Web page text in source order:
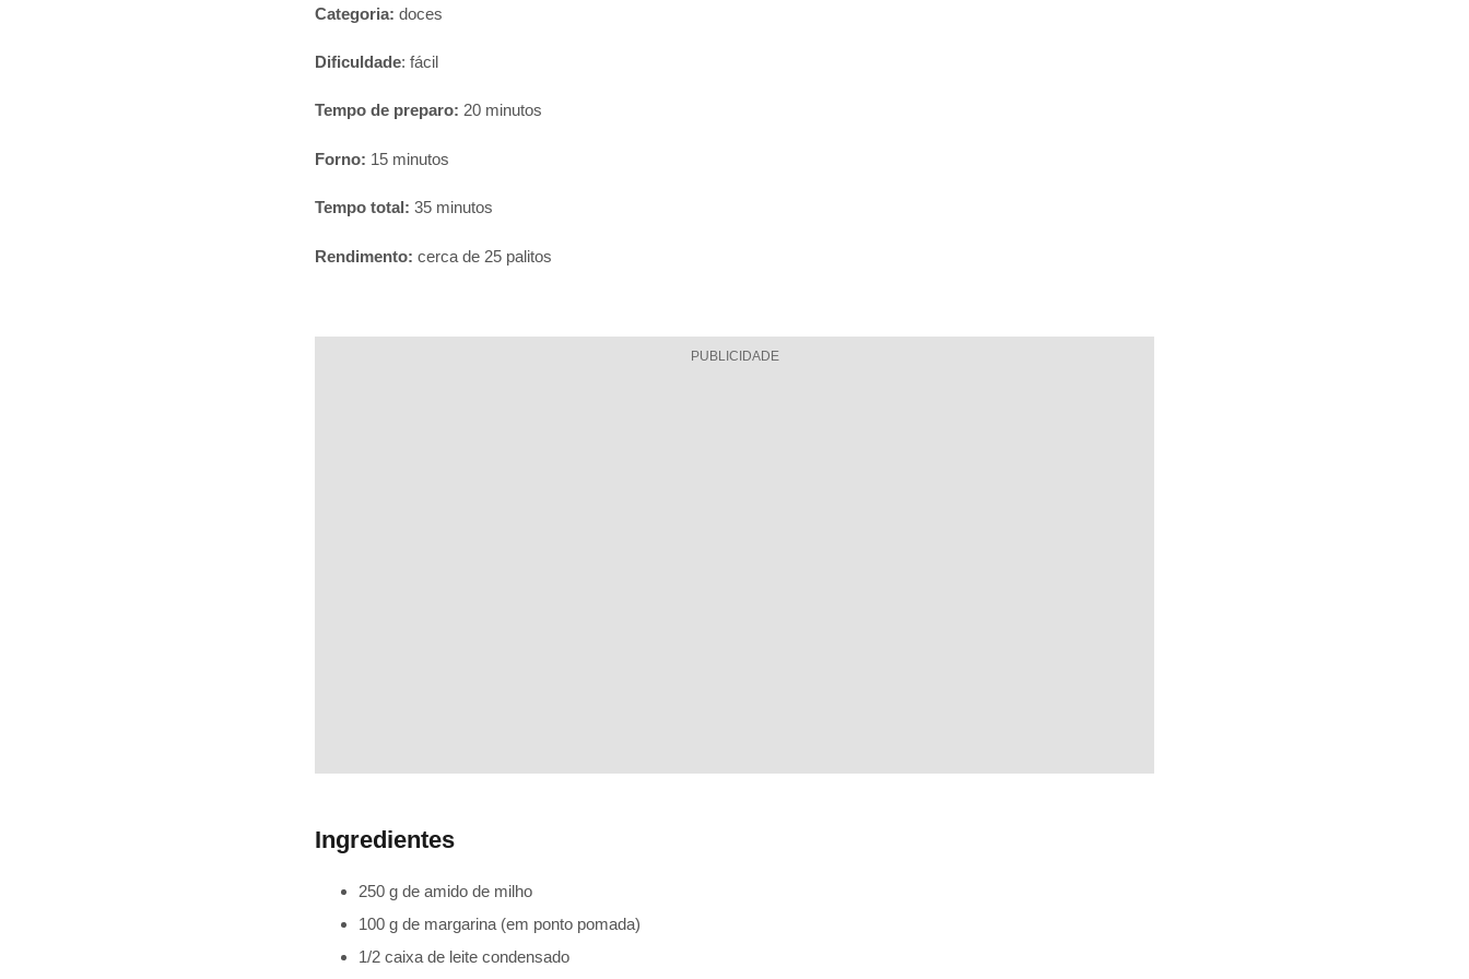
Categoria: doces
Dificuldade: fácil
Tempo de preparo: 20 minutos
Forno: 15 minutos
Tempo total: 35 minutos
Rendimento: cerca de 25 palitos
PUBLICIDADE
Ingredientes
250 g de amido de milho
100 g de margarina (em ponto pomada)
1/2 caixa de leite condensado